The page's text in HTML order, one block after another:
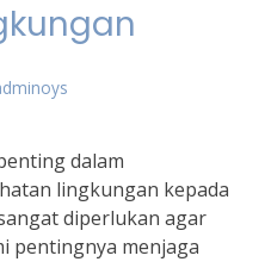
dalam
lingkungan kepada
diperlukan agar
pentingnya menjaga